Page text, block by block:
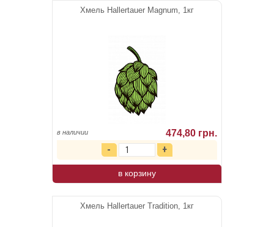
Хмель Hallertauer Magnum, 1кг
в наличии 474,80 грн.
в корзину
Хмель Hallertauer Tradition, 1кг